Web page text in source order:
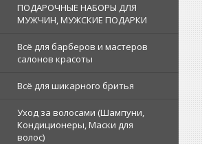
ПОДАРОЧНЫЕ НАБОРЫ ДЛЯ
МУЖЧИН, МУЖСКИЕ ПОДАРКИ
Всё для барберов и мастеров
салонов красоты
Всё для шикарного бритья
Уход за волосами (Шампуни,
Кондиционеры, Маски для
волос)